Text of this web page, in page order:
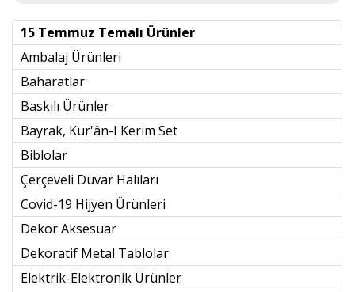
15 Temmuz Temalı Ürünler
Ambalaj Ürünleri
Baharatlar
Baskılı Ürünler
Bayrak, Kur'ân-I Kerim Set
Biblolar
Çerçeveli Duvar Halıları
Covid-19 Hijyen Ürünleri
Dekor Aksesuar
Dekoratif Metal Tablolar
Elektrik-Elektronik Ürünler